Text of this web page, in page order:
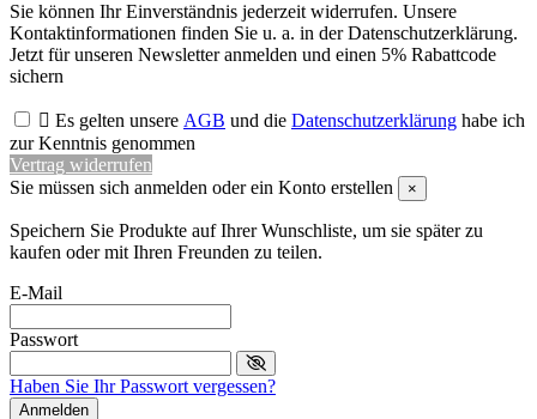
Sie können Ihr Einverständnis jederzeit widerrufen. Unsere
Kontaktinformationen finden Sie u. a. in der Datenschutzerklärung.
Jetzt für unseren Newsletter anmelden und einen 5% Rabattcode
sichern
 Es gelten unsere AGB und die Datenschutzerklärung habe ich
zur Kenntnis genommen
Vertrag widerrufen
Sie müssen sich anmelden oder ein Konto erstellen
×
Speichern Sie Produkte auf Ihrer Wunschliste, um sie später zu
kaufen oder mit Ihren Freunden zu teilen.
E-Mail
Passwort
Haben Sie Ihr Passwort vergessen?
Anmelden